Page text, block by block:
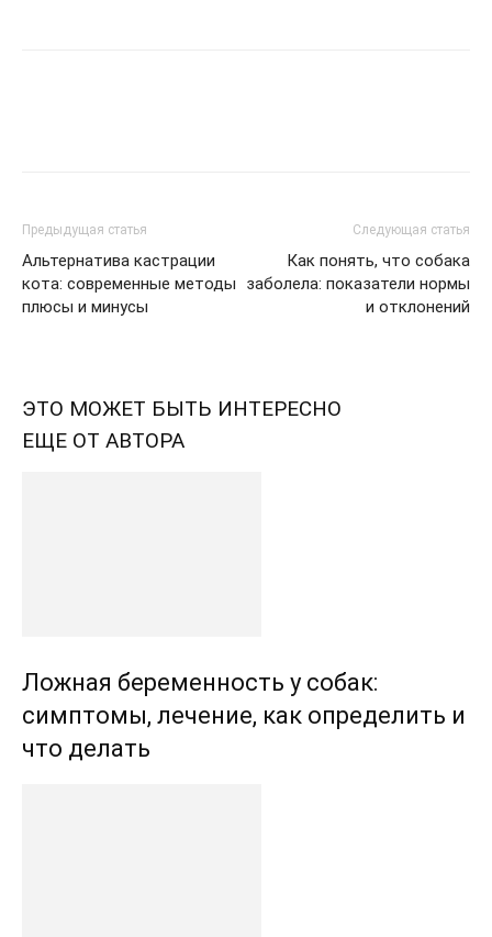
Предыдущая статья
Альтернатива кастрации
кота: современные методы
плюсы и минусы
Следующая статья
Как понять, что собака
заболела: показатели нормы
и отклонений
ЭТО МОЖЕТ БЫТЬ ИНТЕРЕСНО
ЕЩЕ ОТ АВТОРА
Ложная беременность у собак:
симптомы, лечение, как определить и
что делать